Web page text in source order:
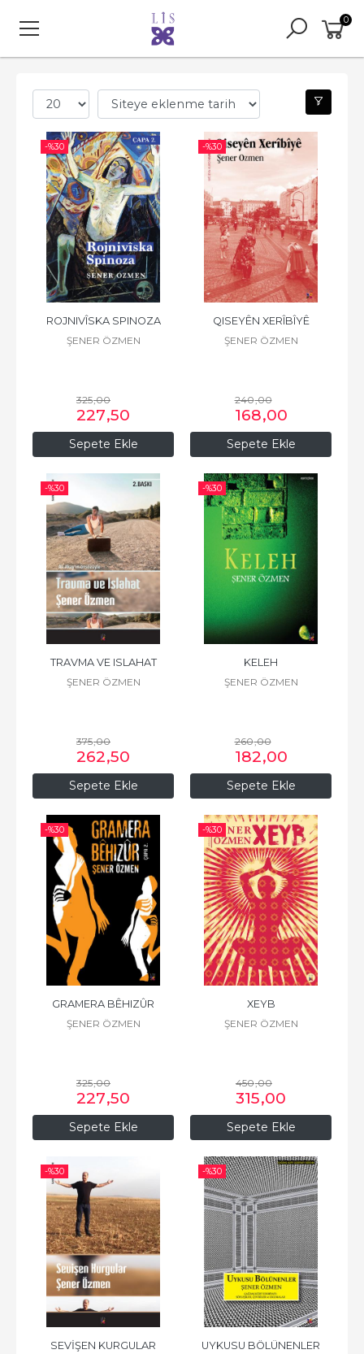
0
-%30
Sepete Ekle
ROJNIVÎSKA SPINOZA
ŞENER ÖZMEN
325,00
227,50
-%30
Sepete Ekle
QISEYÊN XERÎBÎYÊ
ŞENER ÖZMEN
240,00
168,00
-%30
Sepete Ekle
TRAVMA VE ISLAHAT
ŞENER ÖZMEN
375,00
262,50
-%30
Sepete Ekle
KELEH
ŞENER ÖZMEN
260,00
182,00
-%30
Sepete Ekle
GRAMERA BÊHIZÛR
ŞENER ÖZMEN
325,00
227,50
-%30
Sepete Ekle
XEYB
ŞENER ÖZMEN
450,00
315,00
-%30
SEVİŞEN KURGULAR
-%30
UYKUSU BÖLÜNENLER